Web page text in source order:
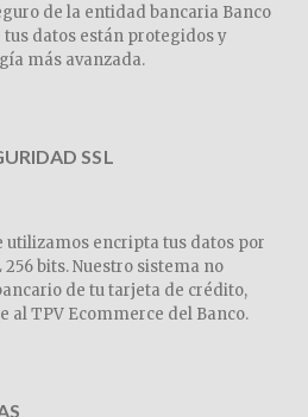
de la entidad bancaria Banco
datos están protegidos y
más avanzada.
SSL
utilizamos encripta tus datos por
bits. Nuestro sistema no
de tu tarjeta de crédito,
al TPV Ecommerce del Banco.